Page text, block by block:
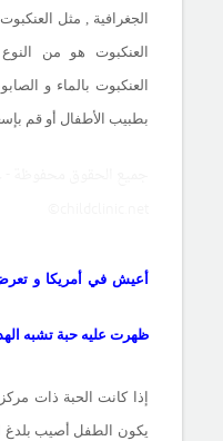
الجغرافية , مثل
العنكبوت هو من
العنكبوت بالماء و
بطبيب الأطفال أو قم
أعيش في أمريكا و
ظهرت عليه حبة تشبه
إذا كانت الحبة ذات
يكون الطفل أصيب بلدغ